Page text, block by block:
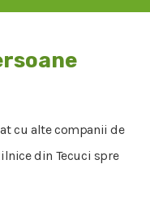
cu alte companii de
din Tecuci spre